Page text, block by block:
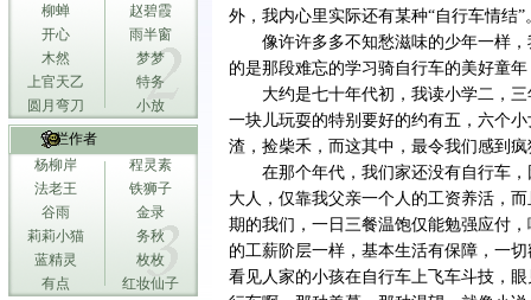
柳蝉
赵碧霞
开心
雨半窗
木然
梦梦
上官天乙
特务
圆月弯刀
小放
专栏作者
杨柳岸
程灵素
法老王
铁狮子
谷雨
金录
莉莉小猫
务秋
蓝精灵
枚枚
有点
红妆仙子
外，我内心里实际还有某种“自行车情结”
像许许多多不知愁滋味的少年一样
的是那段难忘的学习骑自行车的美好童
大约是七十年代初，我读小学二，
一块儿玩耍的特别要好的约有五，六个
渣，捡柴禾，而这其中，最令我们感到
在那个年代，我们家还没有自行车
大人，仅靠我父亲一个人的工资养活，
期的我们，一日三餐温饱仅能勉强应付
的工薪阶层一样，基本生活有保障，一
看见人家的小孩在自行车上飞车斗技，